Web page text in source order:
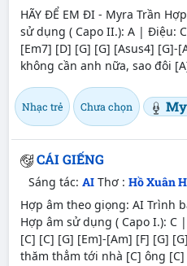
HÃY ĐỂ EM ĐI - Myra Trần
sử dụng ( Capo II.): A | Điệu:
[Em7] [D] [G] [G] [Asus4] [G]-
không cần anh nữa, sao đôi
Nhạc trẻ Chưa chọn
CÁI GIẾNG
Sáng tác: AI Thơ : Hồ Xuân
Hợp âm theo giọng: AI Trình
Hợp âm sử dụng ( Capo I.):
[C] [C] [G] [Em]-[Am] [F] [G]
thăm thẳm tới nhà [C] ông